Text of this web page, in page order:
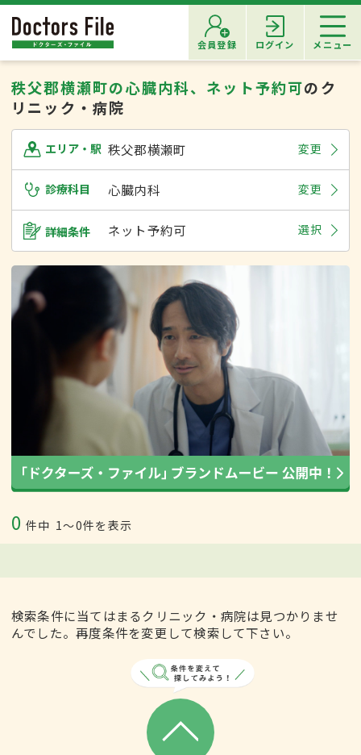
会員登録 ログイン メニュー
秩父郡横瀬町の心臓内科、ネット予約可のク
リニック・病院
エリア・駅 秩父郡横瀬町 変更
診療科目 心臓内科 変更
詳細条件 ネット予約可 選択
0 件中 1〜0件を表示
検索条件に当てはまるクリニック・病院は見つかりませ
んでした。再度条件を変更して検索して下さい。